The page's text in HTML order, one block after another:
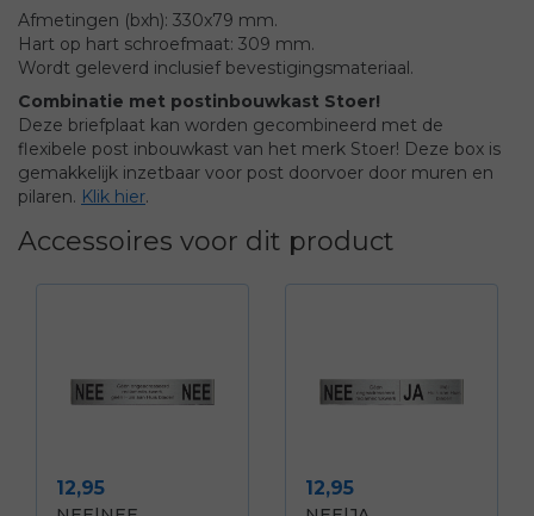
Afmetingen (bxh): 330x79 mm.
Hart op hart schroefmaat: 309 mm.
Wordt geleverd inclusief bevestigingsmateriaal.
Combinatie met postinbouwkast Stoer!
Deze briefplaat kan worden gecombineerd met de
flexibele post inbouwkast van het merk Stoer! Deze box is
gemakkelijk inzetbaar voor post doorvoer door muren en
pilaren. Klik hier.
Accessoires voor dit product
Prijs
12,95 Prijs
12,95